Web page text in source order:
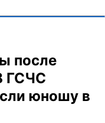
после
ГСЧС
юношу в